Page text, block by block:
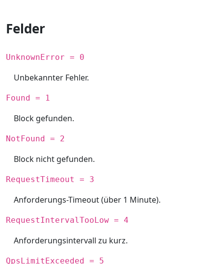
Felder
UnknownError = 0
Unbekannter Fehler.
Found = 1
Block gefunden.
NotFound = 2
Block nicht gefunden.
RequestTimeout = 3
Anforderungs-Timeout (über 1 Minute).
RequestIntervalTooLow = 4
Anforderungsintervall zu kurz.
QpsLimitExceeded = 5